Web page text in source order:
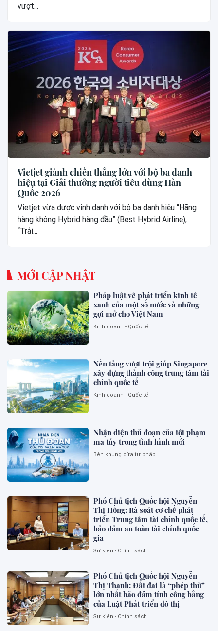
vượt...
Vietjet giành chiến thắng lớn với bộ ba danh
hiệu tại Giải thưởng người tiêu dùng Hàn
Quốc 2026
Vietjet vừa được vinh danh với bộ ba danh hiệu “Hãng
hàng không Hybrid hàng đầu” (Best Hybrid Airline),
“Trải...
MỚI CẬP NHẬT
Pháp luật về phát triển kinh tế
xanh của một số nước và những
gợi mở cho Việt Nam
Kinh doanh - Quốc tế
Nền tảng vượt trội giúp Singapore
xây dựng thành công trung tâm tài
chính quốc tế
Kinh doanh - Quốc tế
Nhận diện thủ đoạn của tội phạm
ma túy trong tình hình mới
Bên khung cửa tư pháp
Phó Chủ tịch Quốc hội Nguyễn
Thị Hồng: Rà soát cơ chế phát
triển Trung tâm tài chính quốc tế,
bảo đảm an toàn tài chính quốc
gia
Sự kiện - Chính sách
Phó Chủ tịch Quốc hội Nguyễn
Thị Thanh: Đất đai là “phép thử”
lớn nhất bảo đảm tính công bằng
của Luật Phát triển đô thị
Sự kiện - Chính sách